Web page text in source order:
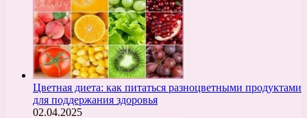
Цветная диета: как питаться разноцветными продуктами
для поддержания здоровья
02.04.2025